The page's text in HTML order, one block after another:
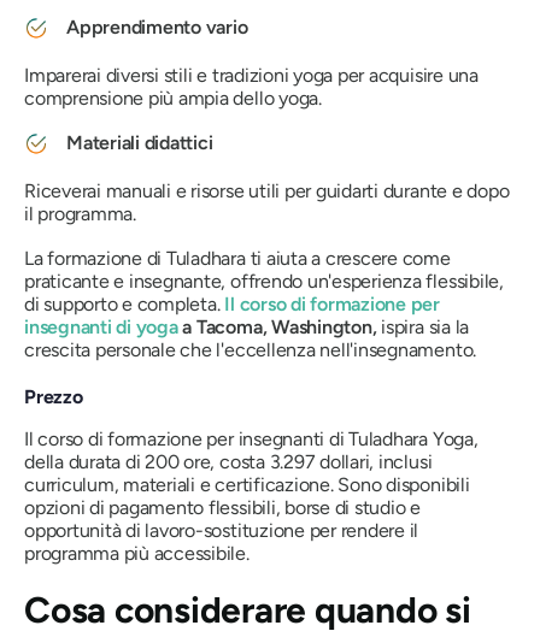
Apprendimento vario
Imparerai diversi stili e tradizioni yoga per acquisire una
comprensione più ampia dello yoga.
Materiali didattici
Riceverai manuali e risorse utili per guidarti durante e dopo
il programma.
La formazione di Tuladhara ti aiuta a crescere come
praticante e insegnante, offrendo un'esperienza flessibile,
di supporto e completa. Il corso di formazione per
insegnanti di yogaa Tacoma, Washington,ispira sia la
crescita personale che l'eccellenza nell'insegnamento.
Prezzo
Il corso di formazione per insegnanti di Tuladhara Yoga,
della durata di 200 ore, costa 3.297 dollari, inclusi
curriculum, materiali e certificazione. Sono disponibili
opzioni di pagamento flessibili, borse di studio e
opportunità di lavoro-sostituzione per rendere il
programma più accessibile.
Cosa considerare quando si